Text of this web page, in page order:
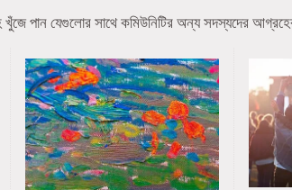
যেগুলোর সাথে কমিউনিটির অন্য সদস্যদের আগ্রহের